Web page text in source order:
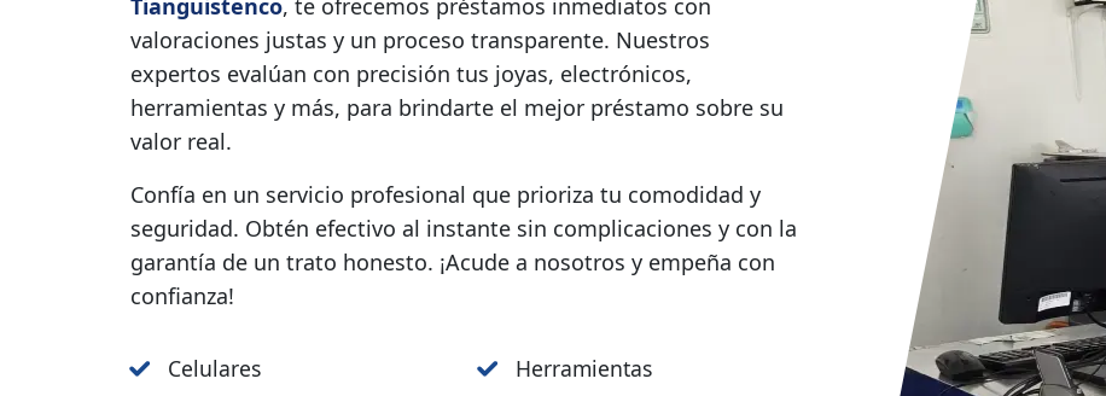
Tianguistenco, te ofrecemos préstamos inmediatos con
valoraciones justas y un proceso transparente. Nuestros
expertos evalúan con precisión tus joyas, electrónicos,
herramientas y más, para brindarte el mejor préstamo sobre su
valor real.
Confía en un servicio profesional que prioriza tu comodidad y
seguridad. Obtén efectivo al instante sin complicaciones y con la
garantía de un trato honesto. ¡Acude a nosotros y empeña con
confianza!
Celulares
Herramientas